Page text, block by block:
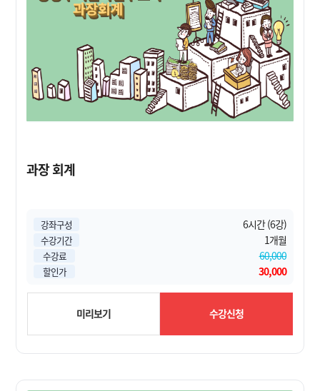
과장 회계
강좌구성 6시간 (6강)
수강기간 1개월
수강료 60,000
할인가 30,000
미리보기 수강신청